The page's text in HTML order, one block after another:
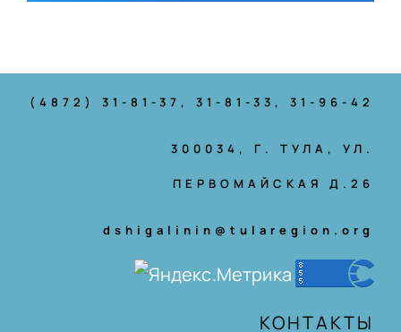
(4872) 31-81-37, 31-81-33, 31-96-42
300034, Г. ТУЛА, УЛ.
ПЕРВОМАЙСКАЯ Д.26
dshigalinin@tularegion.org
КОНТАКТЫ